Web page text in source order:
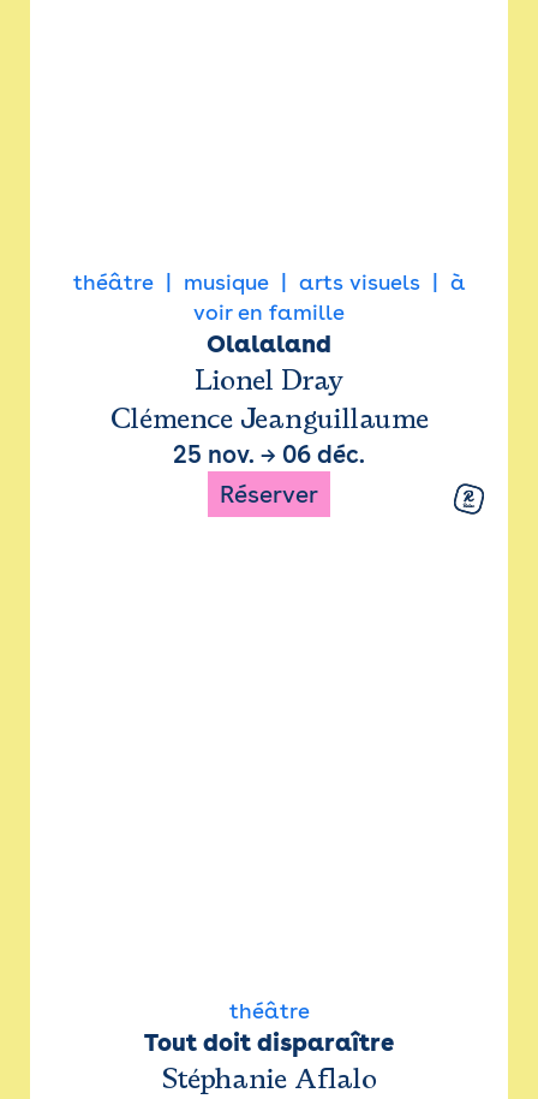
théâtre musique arts visuels
à
voir en famille
Olalaland
Lionel Dray
Clémence Jeanguillaume
25 nov. → 06 déc.
Réserver
théâtre
Tout doit disparaître
Stéphanie Aflalo